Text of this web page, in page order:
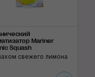
Mariner
Squash
свежего лимона